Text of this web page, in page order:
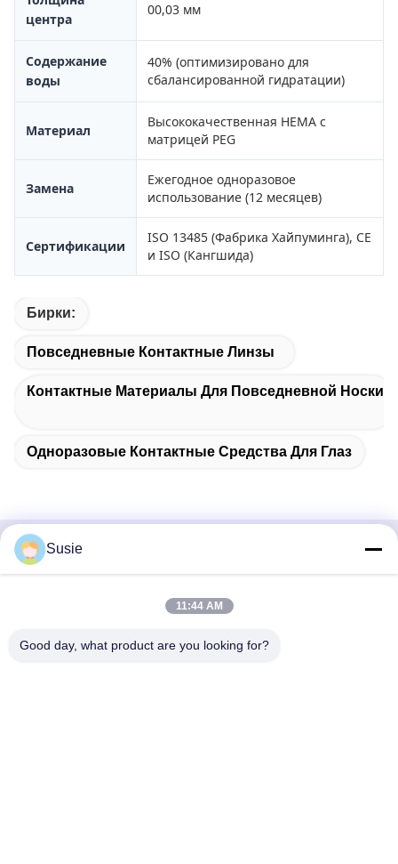
центра
00,03 мм
Содержание
воды
40% (оптимизировано для
сбалансированной гидратации)
Материал
Высококачественная HEMA с
матрицей PEG
Замена
Ежегодное одноразовое
использование (12 месяцев)
Сертификации
ISO 13485 (Фабрика Хайпуминга), CE
и ISO (Кангшида)
Бирки:
Повседневные Контактные Линзы
Контактные Материалы Для Повседневной Носки
Одноразовые Контактные Средства Для Глаз
Быстрый контакт
Первая улица Чжунъи, район Юхуа, Чанша, Хунань,
Susie
11:44 AM
Good day, what product are you looking for?